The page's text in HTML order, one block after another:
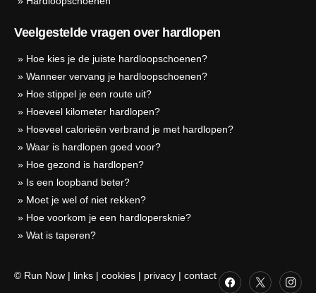
Veelgestelde vragen over hardlopen
» Hoe kies je de juiste hardloopschoenen?
» Wanneer vervang je hardloopschoenen?
» Hoe stippel je een route uit?
» Hoeveel kilometer hardlopen?
» Hoeveel calorieën verbrand je met hardlopen?
» Waar is hardlopen goed voor?
» Hoe gezond is hardlopen?
» Is een loopband beter?
» Moet je wel of niet rekken?
» Hoe voorkom je een hardlopersknie?
» Wat is taperen?
© Run Now | links | cookies | privacy | contact